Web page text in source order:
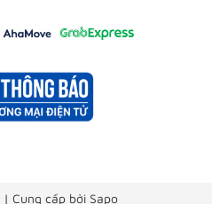
| Cung cấp bởi Sapo